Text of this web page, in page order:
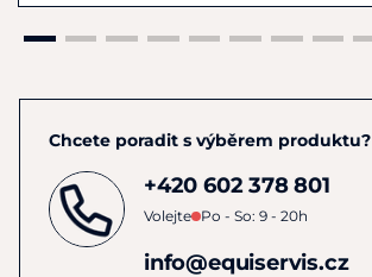
Chcete poradit s výběrem produktu?
+420 602 378 801
Volejte Po - So: 9 - 20h
info@equiservis.cz